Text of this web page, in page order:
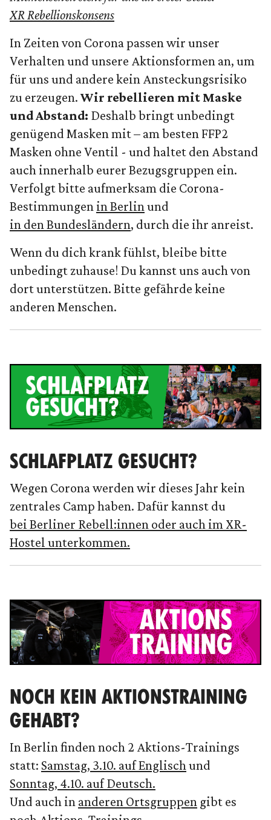
XR Rebellionskonsens
In Zeiten von Corona passen wir unser
Verhalten und unsere Aktionsformen an, um
für uns und andere kein Ansteckungsrisiko
zu erzeugen. Wir rebellieren mit Maske
und Abstand: Deshalb bringt unbedingt
genügend Masken mit – am besten FFP2
Masken ohne Ventil - und haltet den Abstand
auch innerhalb eurer Bezugsgruppen ein.
Verfolgt bitte aufmerksam die Corona-
Bestimmungen in Berlin und
in den Bundesländern, durch die ihr anreist.
Wenn du dich krank fühlst, bleibe bitte
unbedingt zuhause! Du kannst uns auch von
dort unterstützen. Bitte gefährde keine
anderen Menschen.
SCHLAFPLATZ GESUCHT?
Wegen Corona werden wir dieses Jahr kein
zentrales Camp haben. Dafür kannst du
bei Berliner Rebell:innen oder auch im XR-
Hostel unterkommen.
NOCH KEIN AKTIONSTRAINING
GEHABT?
In Berlin finden noch 2 Aktions-Trainings
statt: Samstag, 3.10. auf Englisch und
Sonntag, 4.10. auf Deutsch.
Und auch in anderen Ortsgruppen gibt es